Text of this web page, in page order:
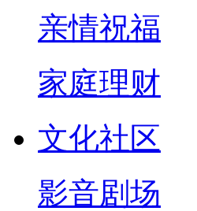
亲情祝福
家庭理财
文化社区
影音剧场